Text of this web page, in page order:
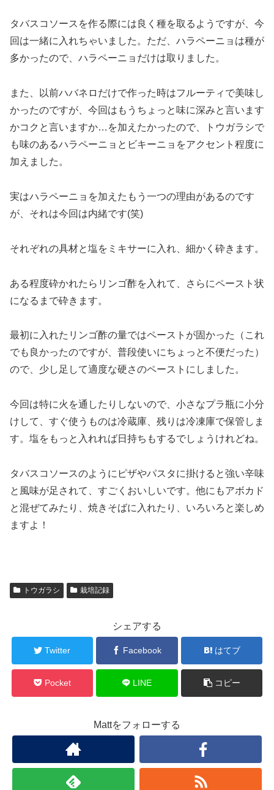
タバスコソースを作る際には良く種を取るようですが、今
回は一緒に入れちゃいました。ただ、ハラペーニョは種が
多かったので、ハラペーニョだけは取りました。
また、以前ハバネロだけで作った時はフルーティで美味し
かったのですが、今回はもうちょっと味に深みと言います
かコクと言いますか…を加えたかったので、トウガラシで
も味のあるハラペーニョとビキーニョをアクセント程度に
加えました。
実はハラペーニョを加えたもう一つの理由があるのです
が、それは今回は内緒です(笑)
それぞれの具材と塩をミキサーに入れ、細かく砕きます。
ある程度砕かれたらリンゴ酢を入れて、さらにペースト状
になるまで砕きます。
最初に入れたリンゴ酢の量ではペーストが固かった（これ
でも良かったのですが、普段使いにちょっと不便だった）
ので、少し足して適度な硬さのペーストにしました。
今回は特に火を通したりしないので、小さなプラ瓶に小分
けして、すぐ使うものは冷蔵庫、残りは冷凍庫で保管しま
す。塩をもっと入れれば日持ちもするでしょうけれどね。
タバスコソースのようにピザやパスタに掛けると強い辛味
と風味が足されて、すごくおいしいです。他にもアボカド
と混ぜてみたり、焼きそばに入れたり、いろいろと楽しめ
ますよ！
トウガラシ 栽培記録
シェアする
Twitter Facebook はてブ
Pocket LINE コピー
Mattをフォローする